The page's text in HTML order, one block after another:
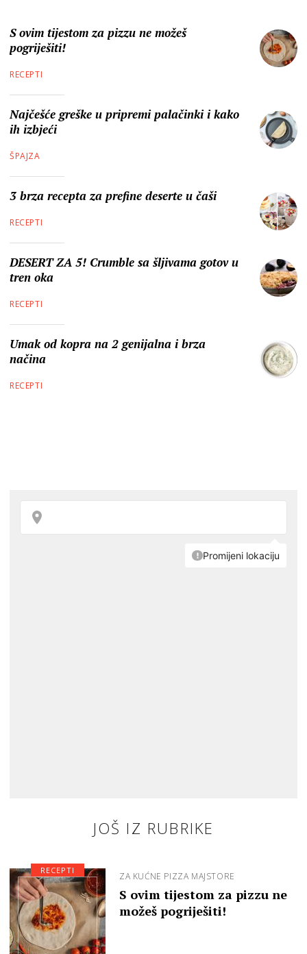
S ovim tijestom za pizzu ne možeš
pogriješiti!
RECEPTI
Najčešće greške u pripremi palačinki i kako
ih izbjeći
ŠPAJZA
3 brza recepta za prefine deserte u čaši
RECEPTI
DESERT ZA 5! Crumble sa šljivama gotov u
tren oka
RECEPTI
Umak od kopra na 2 genijalna i brza
načina
RECEPTI
JOŠ IZ RUBRIKE
ZA KUĆNE PIZZA MAJSTORE
S ovim tijestom za pizzu ne
možeš pogriješiti!
RECEPTI